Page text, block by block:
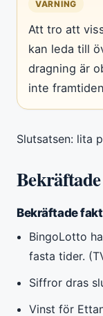
VARNING
Att tro att
kan leda till
dragning är
inte
Slutsatsen: lita
Bekräftade
BingoLotto
fasta tider.
Siffror dras
Vinst för